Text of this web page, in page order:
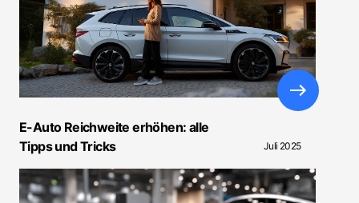
E-Auto Reichweite erhöhen: alle
Tipps und Tricks
Juli 2025